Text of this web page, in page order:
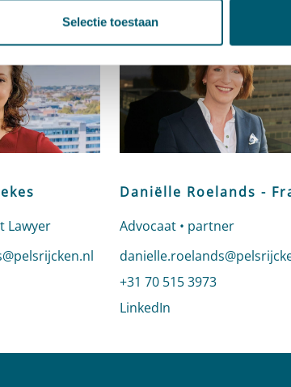
Selectie toestaan
Lawyer
Marije van Mannekes
van Mannekes
Daniëlle Roelands -
Advocaat • partner
Stuur een e-mail naar
Bel naar Daniëlle Roelands -
+31 70 515 3973
LinkedIn